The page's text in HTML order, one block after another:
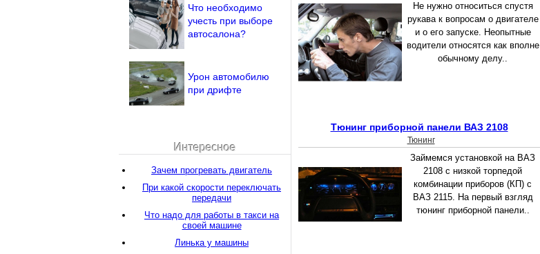
Не нужно относиться спустя
рукава к вопросам о двигателе
и о его запуске. Неопытные
водители относятся как вполне
обычному делу..
Тюнинг приборной панели ВАЗ 2108
Тюнинг
Займемся установкой на ВАЗ
2108 с низкой торпедой
комбинации приборов (КП) с
ВАЗ 2115. На первый взгляд
тюнинг приборной панели..
Что необходимо
учесть при выборе
автосалона?
Урон автомобилю
при дрифте
Интересное
Зачем прогревать двигатель
При какой скорости переключать
передачи
Что надо для работы в такси на
своей машине
Линька у машины